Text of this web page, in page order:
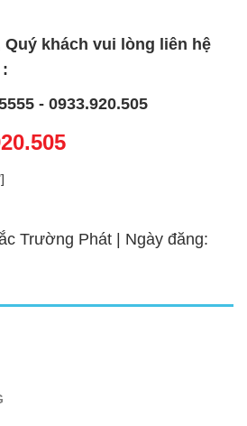
Quý khách vui lòng liên hệ
- 0933.920.505
Trường Phát | Ngày đăng: